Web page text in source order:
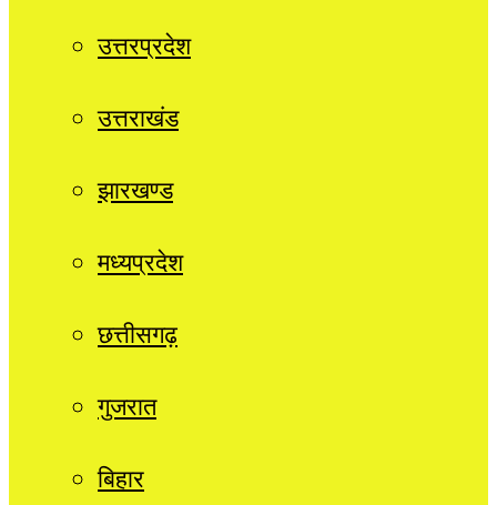
उत्तरप्रदेश
उत्तराखंड
झारखण्ड
मध्यप्रदेश
छत्तीसगढ़
गुजरात
बिहार